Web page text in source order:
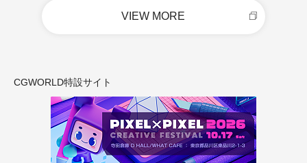
VIEW MORE
CGWORLD特設サイト